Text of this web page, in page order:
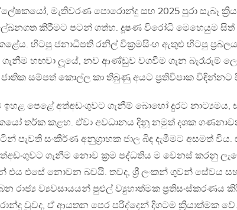
මැතිවරණ පොරොන්දු සහ 2025 පුරා සැබෑ
කිරීමට පටන් ගත්හ. දූෂණ විරෝධී මෙහෙයුම සිත්
හිටපු ජනාධිපති රනිල් වික්‍රමසිංහ ඇතුළු හිටපු
ගැනීම හඟවා ලූයේ, නව ආණ්ඩුව වගවීම ගැන බැරෑරුම්
ජාතික සම්පත් කොල්ල කා තිබුණු අයට ප්‍රතිවිපාක
පෙළේ අත්අඩංගුවට ගැනීම් බොහෝ දුරට නාට්‍යමය,
තර්ක කළහ. ඒවා අවධානය දිනූ නමුත් දශක ගණනාවක්
පැවති සංකීර්ණ අනුග්‍රාහක ජාල බිඳ දැමීමට අසමත් විය.
ගැනීම නොව ක්‍රම පද්ධතිය ම වෙනස් කරනු
එසේ නොවන බවයි. තවද, ශ්‍රී ලංකන් ගුවන් සේවය සහ
රාජ්‍ය ව්‍යවසායයන් පුළුල් ව්‍යුහාත්මක ප්‍රතිසංස්කරණය
වුවද, ඒ ආයතන පෙර පරිද්දෙන් දිගටම ක්‍රියාත්මක වේ.